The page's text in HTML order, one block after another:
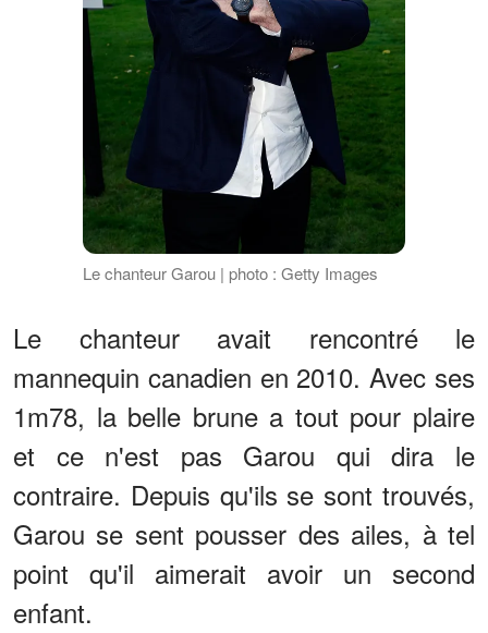
Le chanteur Garou | photo : Getty Images
Le chanteur avait rencontré le
mannequin canadien en 2010. Avec ses
1m78, la belle brune a tout pour plaire
et ce n'est pas Garou qui dira le
contraire. Depuis qu'ils se sont trouvés,
Garou se sent pousser des ailes, à tel
point qu'il aimerait avoir un second
enfant.